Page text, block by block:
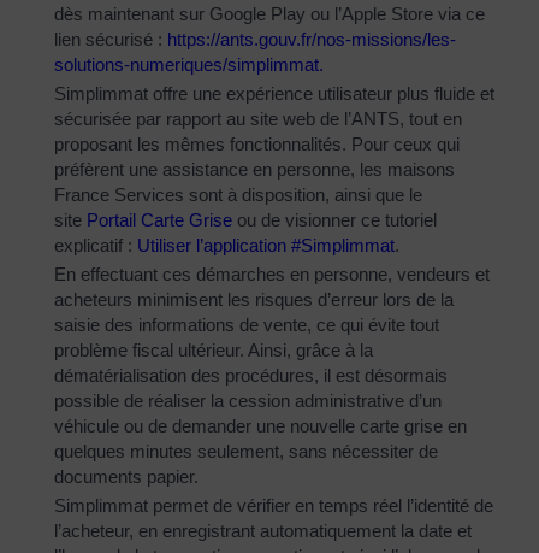
dès maintenant sur Google Play ou l’Apple Store via ce
lien sécurisé : https://ants.gouv.fr/nos-missions/les-
solutions-numeriques/simplimmat.
Simplimmat offre une expérience utilisateur plus fluide et
sécurisée par rapport au site web de l’ANTS, tout en
proposant les mêmes fonctionnalités. Pour ceux qui
préfèrent une assistance en personne, les maisons
France Services sont à disposition, ainsi que le
site Portail Carte Grise ou de visionner ce tutoriel
explicatif : Utiliser l’application #Simplimmat.
En effectuant ces démarches en personne, vendeurs et
acheteurs minimisent les risques d’erreur lors de la
saisie des informations de vente, ce qui évite tout
problème fiscal ultérieur. Ainsi, grâce à la
dématérialisation des procédures, il est désormais
possible de réaliser la cession administrative d’un
véhicule ou de demander une nouvelle carte grise en
quelques minutes seulement, sans nécessiter de
documents papier.
Simplimmat permet de vérifier en temps réel l’identité de
l’acheteur, en enregistrant automatiquement la date et